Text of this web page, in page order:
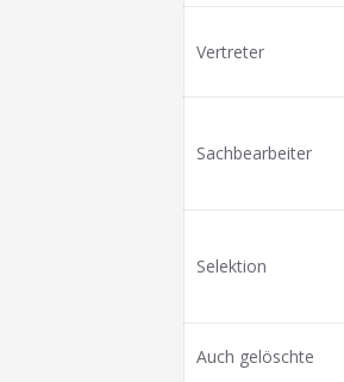
Vertreter
Sachbearbeiter
Selektion
Auch gelöschte